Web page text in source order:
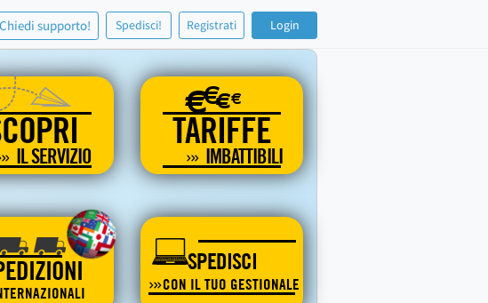
Chiedi supporto! Spedisci! Registrati Login
IL SERVIZIO
€€€€
TARIFFE
IMBATTIBILI
SPEDISCI
CON IL TUO GESTIONALE